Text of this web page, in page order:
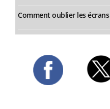
Comment oublier les écrans